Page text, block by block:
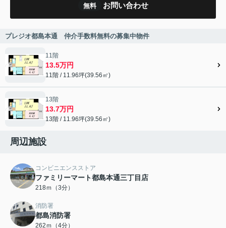
無料 お問い合わせ
プレジオ都島本通 仲介手数料無料の募集中物件
11階
13.5万円
11階 / 11.96坪(39.56㎡)
13階
13.7万円
13階 / 11.96坪(39.56㎡)
周辺施設
コンビニエンスストア
ファミリーマート都島本通三丁目店
218ｍ（3分）
消防署
都島消防署
262ｍ（4分）